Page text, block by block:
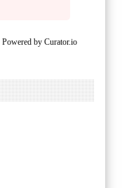
Powered by Curator.io